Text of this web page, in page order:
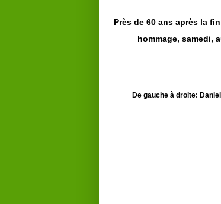
Près de 60 ans après la
hommage, samedi,
De gauche à droite: